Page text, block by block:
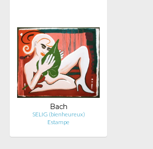
Bach
SELIG (bienheureux)
Estampe